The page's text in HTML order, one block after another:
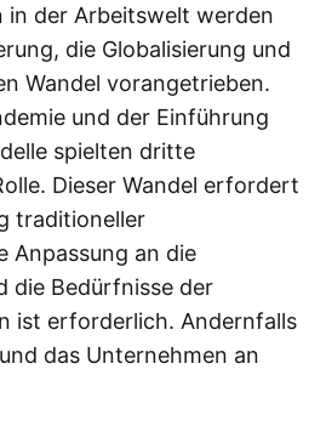
in der Arbeitswelt werden
die Globalisierung und
Wandel vorangetrieben.
und der Einführung
spielten dritte
Dieser Wandel erfordert
traditioneller
Anpassung an die
die Bedürfnisse der
ist erforderlich. Andernfalls
das Unternehmen an